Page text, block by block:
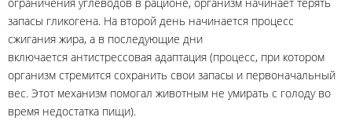
запасы гликогена. На второй день начинается процесс
сжигания жира, а в последующие дни
включается антистрессовая адаптация (процесс, при котором
организм стремится сохранить свои запасы и первоначальный
вес. Этот механизм помогал животным не умирать с голоду во
время недостатка пищи).